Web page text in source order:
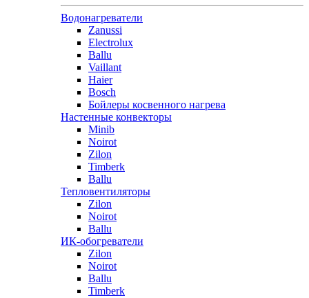
Водонагреватели
Zanussi
Electrolux
Ballu
Vaillant
Haier
Bosch
Бойлеры косвенного нагрева
Настенные конвекторы
Minib
Noirot
Zilon
Timberk
Ballu
Тепловентиляторы
Zilon
Noirot
Ballu
ИК-обогреватели
Zilon
Noirot
Ballu
Timberk